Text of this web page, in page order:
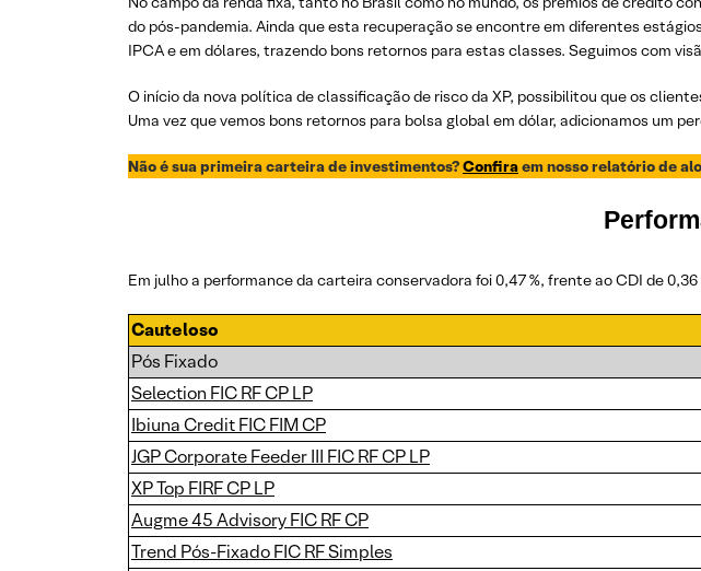
do pós-pandemia. Ainda que esta recuperação se encontre em diferentes
IPCA e em dólares, trazendo bons retornos para estas classes. Seguimos com
O início da nova política de classificação de risco da XP, possibilitou que os
Uma vez que vemos bons retornos para bolsa global em dólar, adicionamos um
Não é sua primeira carteira de investimentos?Confiraem nosso relatório de
Em julho a performance da carteira conservadora foi 0,47 %, frente ao CDI de 0,36
Cauteloso
Pós Fixado
Selection FIC RF CP LP
Ibiuna Credit FIC FIM CP
JGP Corporate Feeder III FIC RF CP LP
XP Top FIRF CP LP
Augme 45 Advisory FIC RF CP
Trend Pós-Fixado FIC RF Simples